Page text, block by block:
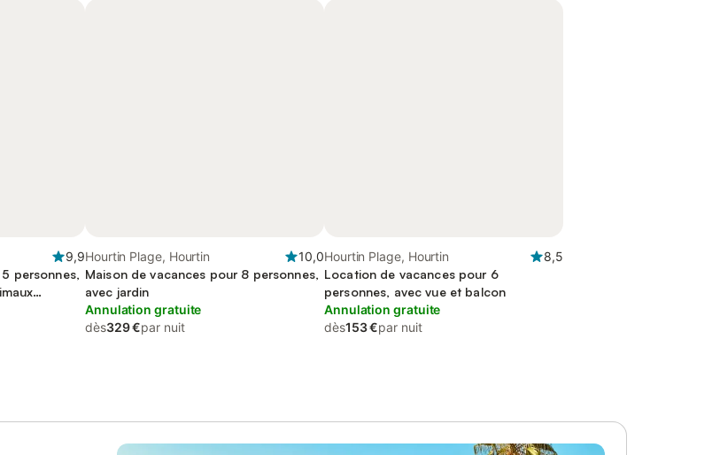
9,9
personnes,
Hourtin Plage, Hourtin
10,0
Maison de vacances pour 8 personnes,
avec jardin
Annulation gratuite
dès329 €par nuit
Hourtin Plage, Hourtin
8,5
Location de vacances pour 6
personnes, avec vue et balcon
Annulation gratuite
dès153 €par nuit